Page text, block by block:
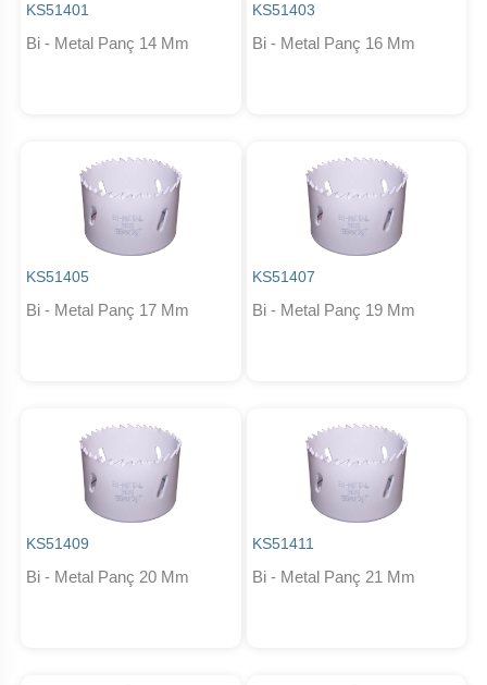
KS51401
Bi - Metal Panç 14 Mm
KS51403
Bi - Metal Panç 16 Mm
KS51405
Bi - Metal Panç 17 Mm
KS51407
Bi - Metal Panç 19 Mm
KS51409
Bi - Metal Panç 20 Mm
KS51411
Bi - Metal Panç 21 Mm